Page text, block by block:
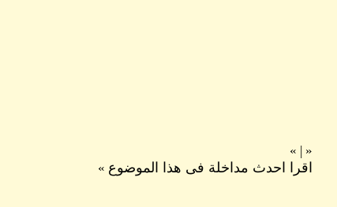
«
|
»
اقرا احدث مداخلة فى هذا الموضوع »